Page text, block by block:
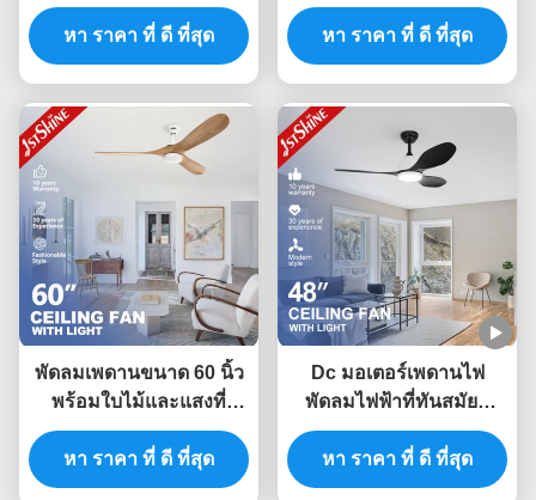
เพดาน ด้วยการควบคุม
ทางไกล
หา ราคา ที่ ดี ที่สุด
4 ใบพับพลาสโฟลด์ ต่ํา
โปรไฟล์ดับแสง
หา ราคา ที่ ดี ที่สุด
พัดลมเพดานขนาด 60 นิ้ว
พร้อมใบไม้และแสงที่
สามารถลดความสว่างได้
หา ราคา ที่ ดี ที่สุด
Dc มอเตอร์เพดานไฟ
พัดลมไฟฟ้าที่ทันสมัยที่
สมาร์ทรีโมทควบคุม
ประหยัดพลังงาน
หา ราคา ที่ ดี ที่สุด